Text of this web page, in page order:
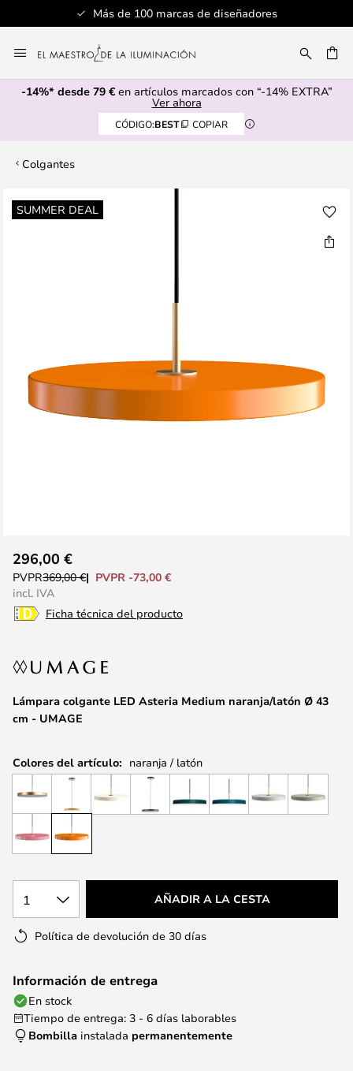
Más de 100 marcas de diseñadores
al
contenido
-14%* desde 79 €en artículos marcados con “-14% EXTRA”
Ver ahora
CÓDIGO:BEST COPIAR
Colgantes
SUMMER DEAL
Saltar
al
comienzo
de
de
Lámpara colgante LED Asteria Medium naranja/latón Ø 43
cm - UMAGE
296,00 €
PVPR369,00 €
PVPR -73,00 €
incl. IVA
Ficha técnica del producto
Colores del artículo: naranja / latón
1 AÑADIR A LA CESTA
Política de devolución de 30 días
Información de entrega
En stock
Tiempo de entrega: 3 - 6 días laborables
Bombilla instalada permanentemente